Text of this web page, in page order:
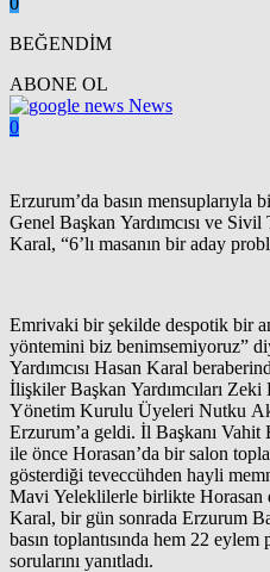
BEĞENDİM
ABONE OL
News
0
Erzurum’da basın mensuplarıyla
Genel Başkan Yardımcısı ve
Karal, “6’lı masanın bir aday
Emrivaki bir şekilde despotik bir
yöntemini biz benimsemiyoruz”
Yardımcısı Hasan Karal
İlişkiler Başkan Yardımcıları
Yönetim Kurulu Üyeleri Nutku
Erzurum’a geldi. İl Başkanı Vahit
ile önce Horasan’da bir salon
gösterdiği teveccühden hayli
Mavi Yeleklilerle birlikte Horasan
Karal, bir gün sonrada Erzurum
basın toplantısında hem 22 eylem
sorularını yanıtladı.